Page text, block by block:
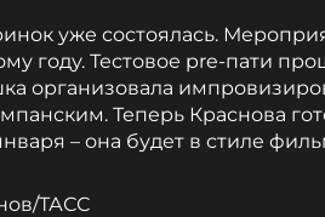
уже состоялась.
году. Тестовое pre-пати
организовала
Теперь Краснова
– она будет в стиле
ТАСС